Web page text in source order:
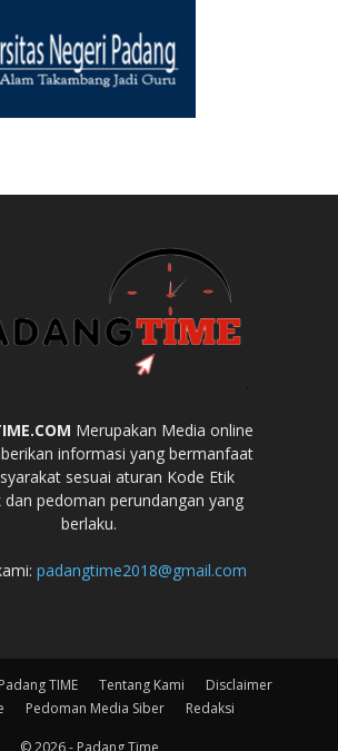
Merupakan Media online
informasi yang bermanfaat
sesuai aturan Kode Etik
dan pedoman perundangan yang
berlaku.
padangtime2018@gmail.com
TIME Tentang Kami
Disclaimer
Pedoman Media Siber Redaksi